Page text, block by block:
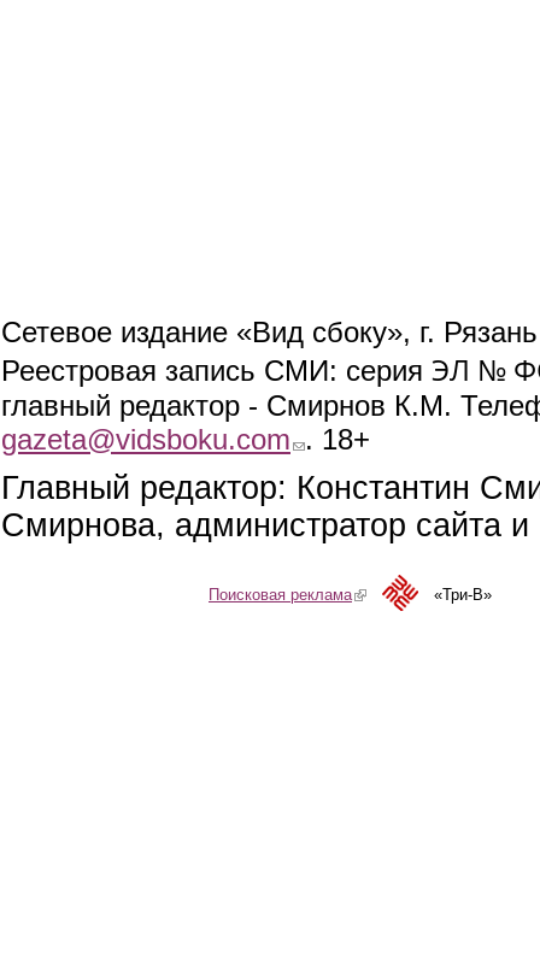
Сетевое издание «Вид сбоку», г.
Реестровая запись СМИ: серия ЭЛ №
главный редактор - Смирнов К.М.
gazeta@vidsboku.com (link sends e-mail)
. 18+
Главный редактор: Константин
Смирнова, администратор сайта
Поисковая реклама(link is external)«Три-В»